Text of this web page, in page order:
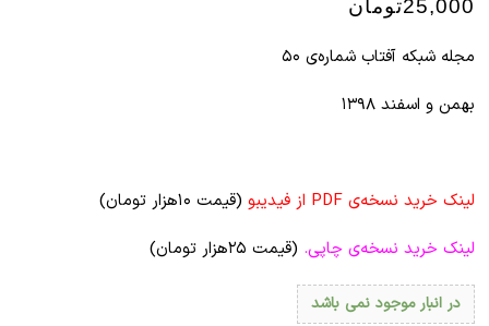
25,000تومان
مجله شبکه آفتاب شماره‌ی ۵۰
بهمن و اسفند ۱۳۹۸
لینک خرید نسخه‌ی PDF از فیدیبو
(قیمت ۱۰هزار تومان)
لینک خرید نسخه‌ی چاپی.(قیمت ۲۵هزار تومان)
در انبار موجود نمی باشد